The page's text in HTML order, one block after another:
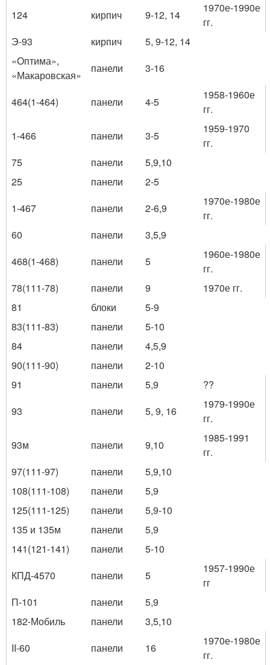
124
кирпич 9-12, 14
1970е-1990е
гг.
Э-93
кирпич
5, 9-12, 14
«Оптима»,
«Макаровская»
панели 3-16
464(1-464) панели 4-5
1958-1960е
гг.
1-466
панели 3-5
1959-1970
гг.
75
панели
5,9,10
25
панели
2-5
1-467
панели 2-6,9
1970е-1980е
гг.
60
панели
3,5,9
468(1-468)
панели 5
1960е-1980е
гг.
78(111-78)
панели 9
1970е гг.
81
блоки
5-9
83(111-83)
панели
5-10
84
панели
4,5,9
90(111-90)
панели
2-10
91
панели 5,9
??
93
панели 5, 9, 16
1979-1990е
гг.
93м
панели 9,10
1985-1991
гг.
97(111-97)
панели
5,9,10
108(111-108)
панели
5,9
125(111-125)
панели
5,9-10
135 и 135м
панели
5,9
141(121-141)
панели
5-10
КПД-4570
панели 5
1957-1990е
гг
П-101
панели
5,9
182-Мобиль
панели
3,5,10
II-60
панели 16
1970е-1980е
гг.